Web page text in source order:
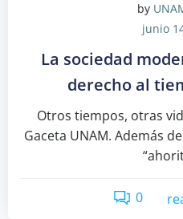
by
junio
La sociedad
derecho al
Otros tiempos, otras
Gaceta UNAM. Además
0